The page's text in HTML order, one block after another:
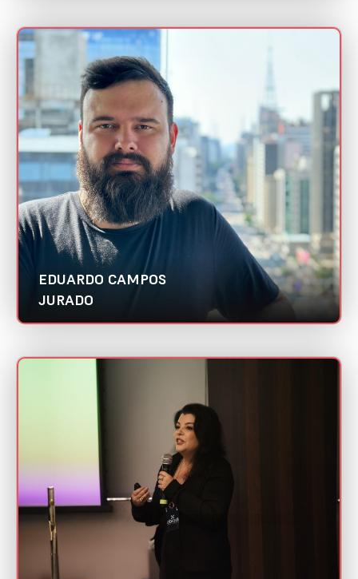
EDUARDO CAMPOS
JURADO
Mini CV
Astronauta | Abradi SP
Categorias:
Cientista de dados
Melhor case de uso de Inteligência Artificial
Foster | Abradi Nacional
Melhor case de uso de Inteligência Artificial